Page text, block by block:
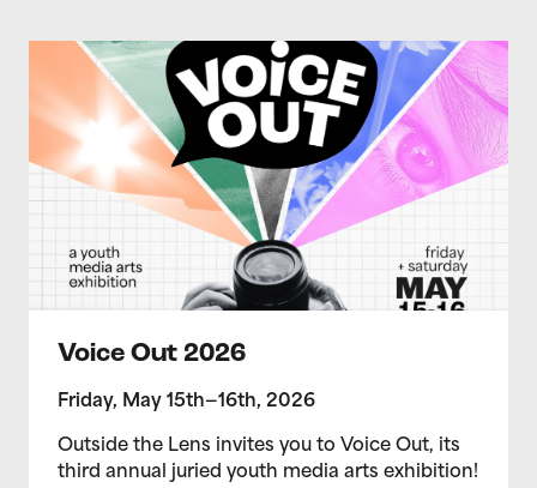
>Voice Out 2026
Voice Out 2026
Friday, May 15th—16th, 2026
Outside the Lens invites you to Voice Out, its
third annual juried youth media arts exhibition!